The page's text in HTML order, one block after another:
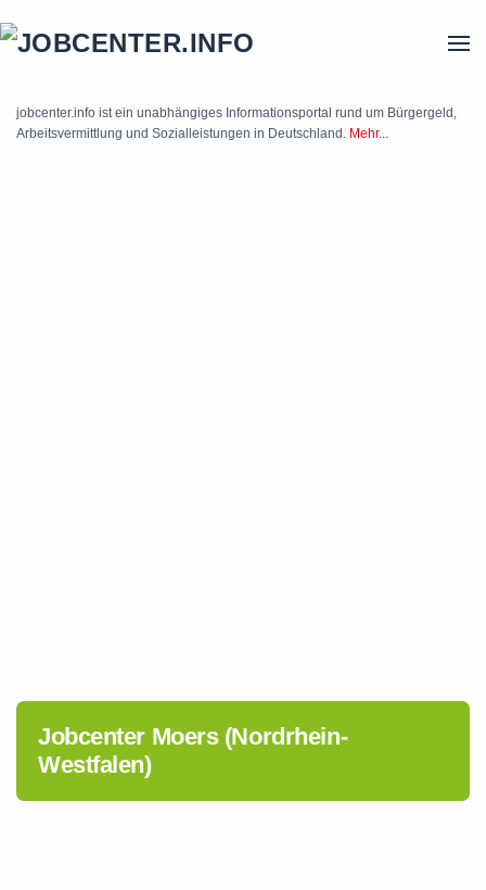
jobcenter.info ist ein unabhängiges Informationsportal rund um Bürgergeld,
Arbeitsvermittlung und Sozialleistungen in Deutschland. Mehr...
Jobcenter Moers (Nordrhein-
Westfalen)